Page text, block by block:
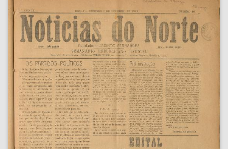
- A Grande Guerra: Intervenção de Portugal
(Ferreira Braga) [História e Política
Internacional]
- Ecos da TRAULITANIA (Redação) [Política
Local]
- COLÓNIAS (João Sequeira) [Administração
Colonial]
- Em volta da Escola Normal (Gomes da Rocha)
[Educação]
- Bernardino Gomes (Redação) [Notícias
Sociais]